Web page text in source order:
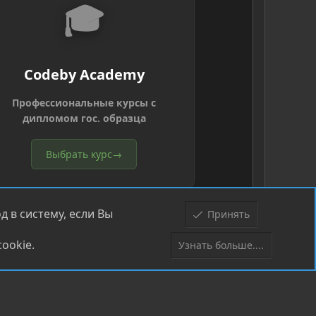
🎓
Codeby Academy
Профессиональные курсы с
дипломом гос. образца
Выбрать курс→
Верх
в систему, если Вы
Принять
Узнать больше....